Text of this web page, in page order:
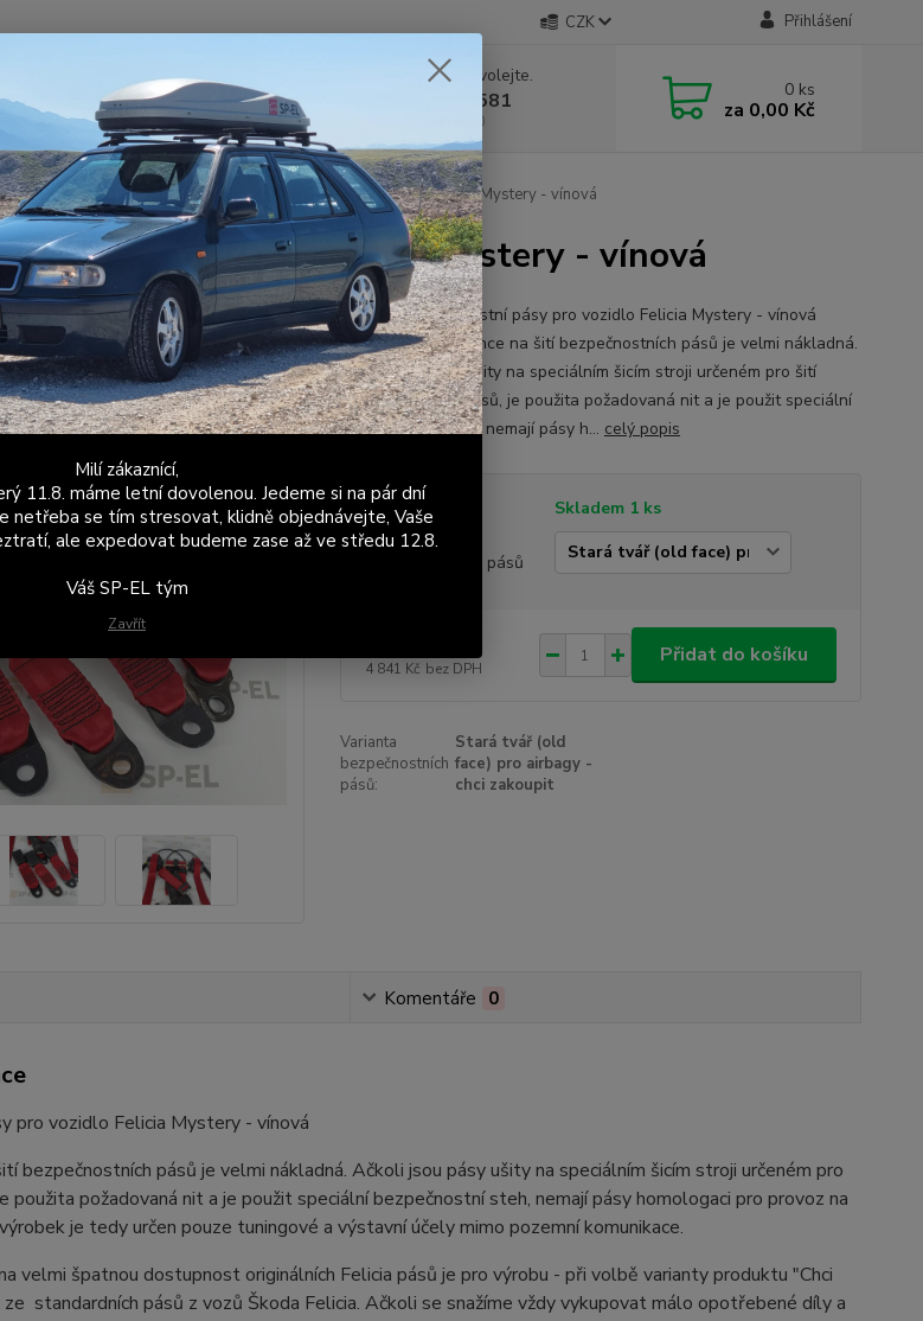
CZK Přihlášení
Hledat
Nevíte si rady? Zavolejte.
+420 603 411 581
Po - Pá 9:00 - 17:00
0 ks
za 0,00 Kč
pásy Škoda Felicia Bezpečnostní pásy - sada 5 ks - Felicia Mystery - vínová
pásy - sada 5 ks - Felicia Mystery - vínová
Barevné bezpečnostní pásy pro vozidlo Felicia Mystery - vínová
Upozornění 1: Licence na šití bezpečnostních pásů je velmi nákladná.
Ačkoli jsou pásy ušity na speciálním šicím stroji určeném pro šití
bezpečnostních pásů, je použita požadovaná nit a je použit speciální
bezpečnostní steh, nemají pásy h... celý popis
Dostupnost
Skladem 1 ks
Varianta
bezpečnostních pásů
4 841 Kč bez DPH
Přidat do košíku
Varianta
bezpečnostních
pásů:
Stará tvář (old
face) pro airbagy -
chci zakoupit
Komentáře 0
pro vozidlo Felicia Mystery - vínová
bezpečnostních pásů je velmi nákladná. Ačkoli jsou pásy ušity na speciálním šicím stroji určeném pro
použita požadovaná nit a je použit speciální bezpečnostní steh, nemají pásy homologaci pro provoz na
je tedy určen pouze tuningové a výstavní účely mimo pozemní komunikace.
velmi špatnou dostupnost originálních Felicia pásů je pro výrobu - při volbě varianty produktu "Chci
standardních pásů z vozů Škoda Felicia. Ačkoli se snažíme vždy vykupovat málo opotřebené díly a
Milí zákaznící,
11.8. máme letní dovolenou. Jedeme si na pár dní
netřeba se tím stresovat, klidně objednávejte, Vaše
ale expedovat budeme zase až ve středu 12.8.
Váš SP-EL tým
Zavřít